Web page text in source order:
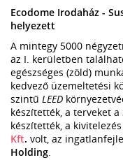
Ecodome Irodaház -
helyezett
A mintegy 5000
az I. kerületben
egészséges (zöld)
kedvező üzemeltetési
szintű LEED
készítették, a terveket a
készítették, a
Kft. volt, az
Holding.